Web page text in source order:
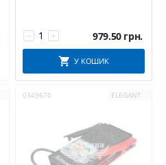
+
− 979.50 грн.
У КОШИК
0343670 ELEGANT